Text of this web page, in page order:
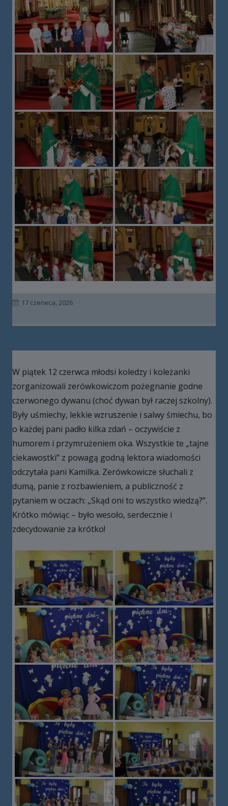
Opublikowano
17 czerwca, 2026
W piątek 12 czerwca młodsi koledzy i koleżanki
zorganizowali zerówkowiczom pożegnanie godne
czerwonego dywanu (choć dywan był raczej szkolny).
Były uśmiechy, lekkie wzruszenie i salwy śmiechu, bo
o każdej pani padło kilka zdań – oczywiście z
humorem i przymrużeniem oka. Wszystkie te „tajne
ciekawostki” z powagą godną lektora wiadomości
odczytała pani Kamilka. Zerówkowicze słuchali z
dumą, panie z rozbawieniem, a publiczność z
pytaniem w oczach: „Skąd oni to wszystko wiedzą?”.
Krótko mówiąc – było wesoło, serdecznie i
zdecydowanie za krótko!